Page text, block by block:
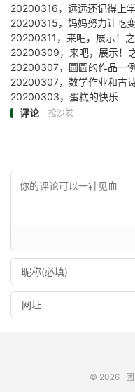
20200316，远远还记得上
20200315，妈妈努力让吃
20200311，来吧，展示！
20200309，来吧，展示！
20200307，圆圆的作品一
20200307，数学作业和古
20200303，蛋糕的快乐
评论
抢沙发
© 2026